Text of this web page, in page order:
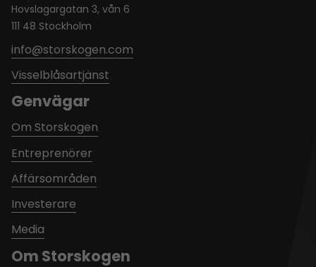
Om Storskogen
Hovslagargatan 3, vån 6
111 48 Stockholm
info@storskogen.com
Visselblåsartjänst
Genvägar
Om Storskogen
Entreprenörer
Affärsområden
Investerare
Media